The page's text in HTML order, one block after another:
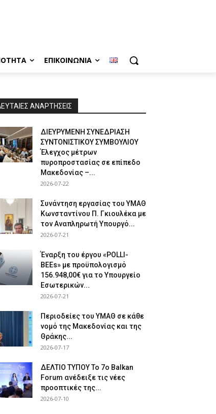
ΕΠΙΚΟΙΝΩΝΊΑ
ΑΝΑΡΤΗΣΕΙΣ
ΔΙΕΥΡΥΜΕΝΗ ΣΥΝΕΔΡΙΑΣΗ
ΣΥΝΤΟΝΙΣΤΙΚΟΥ ΣΥΜΒΟΥΛΙΟΥ
Έλεγχος μέτρων
πυροπροστασίας σε επίπεδο
Μακεδονίας –...
2026-07-22
Συνάντηση εργασίας του ΥΜΑΘ
Κωνσταντίνου Π. Γκιουλέκα με
τον Αναπληρωτή Υπουργό...
2026-07-21
Έναρξη του έργου «POLLI-
BEEs» με προϋπολογισμό
156.948,00€ για το Υπουργείο
Εσωτερικών...
2026-07-21
Περιοδείες του ΥΜΑΘ σε κάθε
νομό της Μακεδονίας και της
Θράκης...
2026-07-17
ΔΕΛΤΙΟ ΤΥΠΟΥ Το 7ο Balkan
Forum ανέδειξε τις νέες
προοπτικές της...
2026-07-10